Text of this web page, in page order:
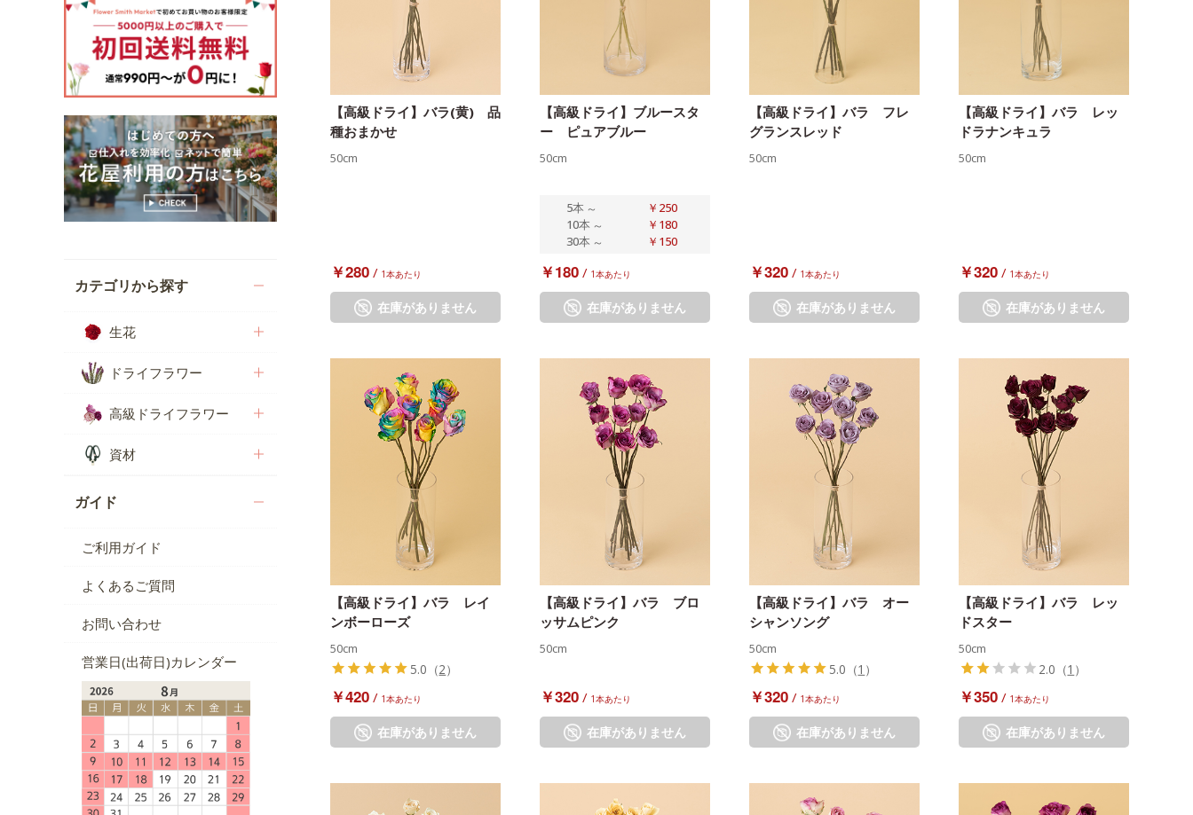
カテゴリから探す
生花
ドライフラワー
高級ドライフラワー
資材
ガイド
ご利用ガイド
よくあるご質問
お問い合わせ
営業日(出荷日)カレンダー
【高級ドライ】バラ(黄) 品
種おまかせ
50cm
￥280 / 1本あたり
在庫がありません
【高級ドライ】ブルースタ
ー ピュアブルー
50cm
5本 ～
￥250
10本 ～
￥180
30本 ～ ￥150
￥180 / 1本あたり
在庫がありません
【高級ドライ】バラ フレ
グランスレッド
50cm
￥320 / 1本あたり
在庫がありません
【高級ドライ】バラ レッ
ドラナンキュラ
50cm
￥320 / 1本あたり
在庫がありません
【高級ドライ】バラ レイ
ンボーローズ
50cm
5.0 （2）
￥420 / 1本あたり
在庫がありません
【高級ドライ】バラ ブロ
ッサムピンク
50cm
￥320 / 1本あたり
在庫がありません
【高級ドライ】バラ オー
シャンソング
50cm
5.0 （1 ）
￥320 / 1本あたり
在庫がありません
【高級ドライ】バラ レッ
ドスター
50cm
2.0 （1 ）
￥350 / 1本あたり
在庫がありません